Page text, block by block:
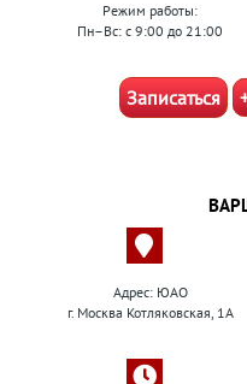
Режим работы:
Пн–Вс: с 9:00 до 21:00
Записаться
Адрес: ЮАО
г. Москва Котляковская, 1А